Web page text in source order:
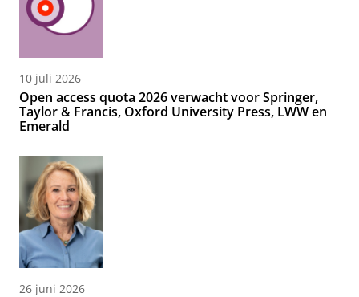
10 juli 2026
Open access quota 2026 verwacht voor Springer,
Taylor & Francis, Oxford University Press, LWW en
Emerald
26 juni 2026